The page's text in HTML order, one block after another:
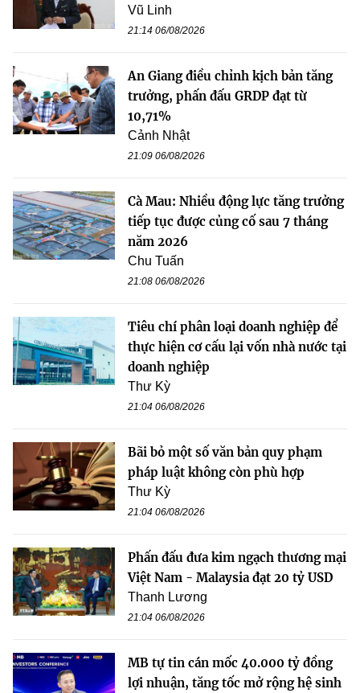
Vũ Linh
21:14 06/08/2026
An Giang điều chỉnh kịch bản tăng
trưởng, phấn đấu GRDP đạt từ
10,71%
Cảnh Nhật
21:09 06/08/2026
Cà Mau: Nhiều động lực tăng trưởng
tiếp tục được củng cố sau 7 tháng
năm 2026
Chu Tuấn
21:08 06/08/2026
Tiêu chí phân loại doanh nghiệp để
thực hiện cơ cấu lại vốn nhà nước tại
doanh nghiệp
Thư Kỳ
21:04 06/08/2026
Bãi bỏ một số văn bản quy phạm
pháp luật không còn phù hợp
Thư Kỳ
21:04 06/08/2026
Phấn đấu đưa kim ngạch thương mại
Việt Nam - Malaysia đạt 20 tỷ USD
Thanh Lương
21:04 06/08/2026
MB tự tin cán mốc 40.000 tỷ đồng
lợi nhuận, tăng tốc mở rộng hệ sinh